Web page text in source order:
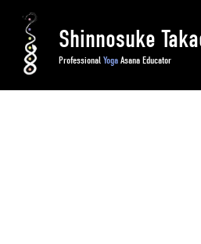
Shinnosuke
Professional Yoga Asana Educator